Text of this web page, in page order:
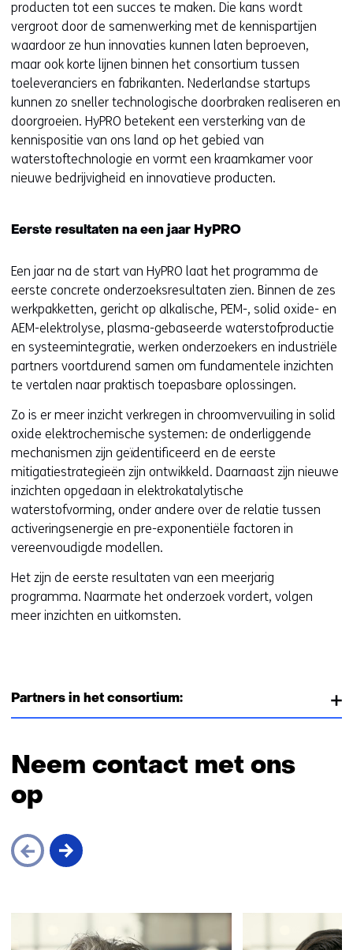
producten tot een succes te maken. Die kans wordt
vergroot door de samenwerking met de kennispartijen
waardoor ze hun innovaties kunnen laten beproeven,
maar ook korte lijnen binnen het consortium tussen
toeleveranciers en fabrikanten. Nederlandse startups
kunnen zo sneller technologische doorbraken realiseren en
doorgroeien. HyPRO betekent een versterking van de
kennispositie van ons land op het gebied van
waterstoftechnologie en vormt een kraamkamer voor
nieuwe bedrijvigheid en innovatieve producten.
Eerste resultaten na een jaar HyPRO
Een jaar na de start van HyPRO laat het programma de
eerste concrete onderzoeksresultaten zien. Binnen de zes
werkpakketten, gericht op alkalische, PEM-, solid oxide- en
AEM-elektrolyse, plasma-gebaseerde waterstofproductie
en systeemintegratie, werken onderzoekers en industriële
partners voortdurend samen om fundamentele inzichten
te vertalen naar praktisch toepasbare oplossingen.
Zo is er meer inzicht verkregen in chroomvervuiling in solid
oxide elektrochemische systemen: de onderliggende
mechanismen zijn geïdentificeerd en de eerste
mitigatiestrategieën zijn ontwikkeld. Daarnaast zijn nieuwe
inzichten opgedaan in elektrokatalytische
waterstofvorming, onder andere over de relatie tussen
activeringsenergie en pre-exponentiële factoren in
vereenvoudigde modellen.
Het zijn de eerste resultaten van een meerjarig
programma. Naarmate het onderzoek vordert, volgen
meer inzichten en uitkomsten.
Partners in het consortium:
Neem contact met ons
op
over